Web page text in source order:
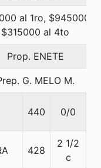
al 1ro, $945000
$315000 al 4to
Prop. ENETE
G. MELO M.
440 0/0
428
2 1/2
c